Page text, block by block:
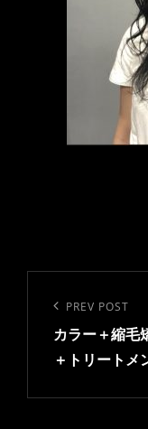
ゲ
Previous
Post
PREV POST
カラー＋縮毛
＋トリートメ